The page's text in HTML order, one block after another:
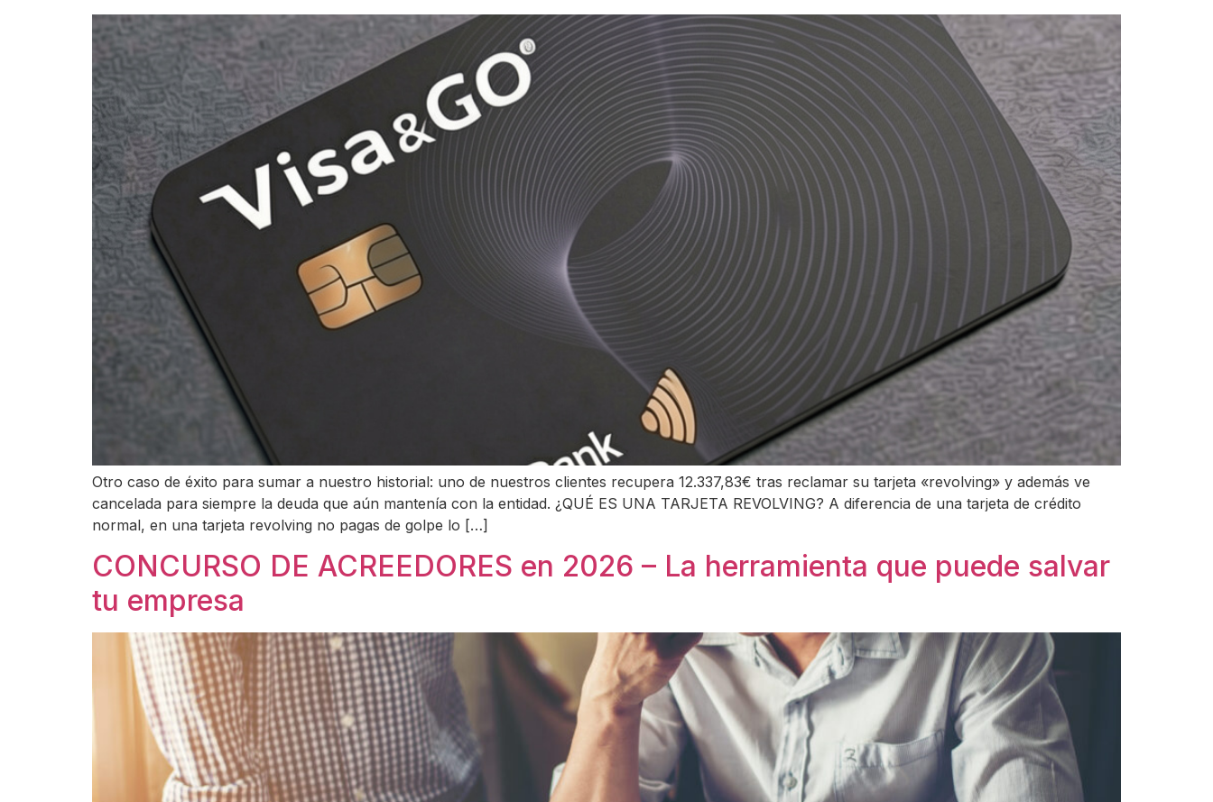
Otro caso de éxito para sumar a nuestro historial: uno de nuestros clientes recupera 12.337,83€ tras reclamar su tarjeta «revolving» y además ve
cancelada para siempre la deuda que aún mantenía con la entidad. ¿QUÉ ES UNA TARJETA REVOLVING? A diferencia de una tarjeta de crédito
normal, en una tarjeta revolving no pagas de golpe lo […]
CONCURSO DE ACREEDORES en 2026 – La herramienta que puede salvar
tu empresa